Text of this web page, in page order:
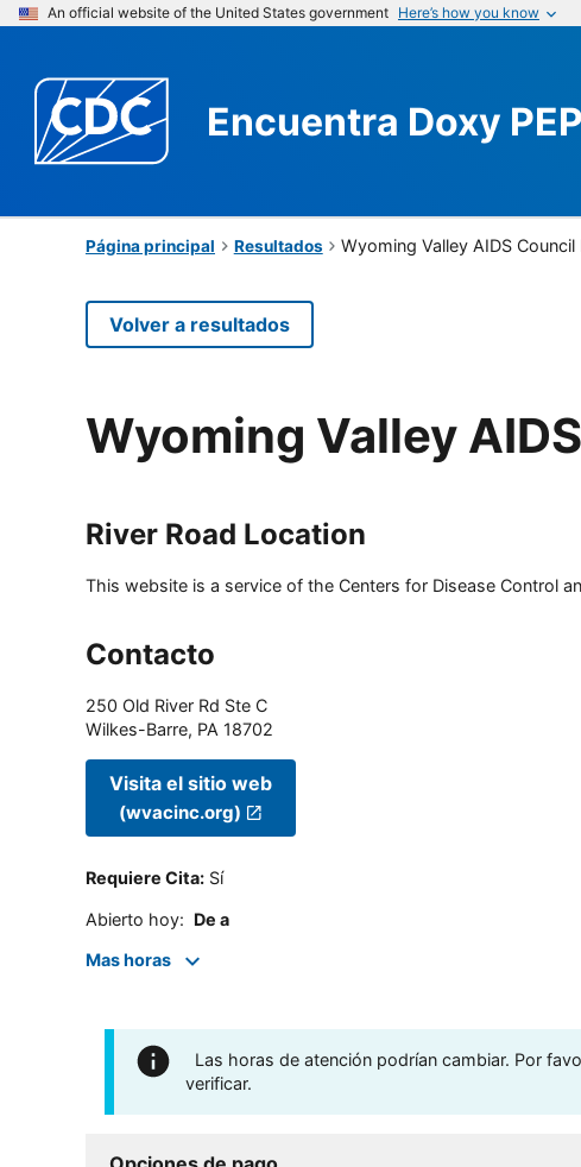
An official website of the United States government Here’s how you know
Encuentra Doxy PEP
Página principal Resultados Wyoming Valley AIDS
Volver a resultados
Wyoming Valley
River Road Location
This website is a service of the Centers for Disease Control
Contacto
250 Old River Rd Ste C
Wilkes-Barre, PA 18702
Visita el sitio web
(wvacinc.org)
Requiere Cita: Sí
Abierto hoy: De a
Mas horas
Las horas de atención podrían cambiar. Por
verificar.